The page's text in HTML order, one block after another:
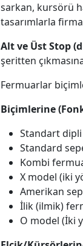
sarkan, kursörü
tasarımlarla
Alt ve Üst Stop
şeritten
Fermuarlar
Biçimlerine
Standart
Standard
Kombi
X model (iki
Amerikan
İlik (ilmik)
O model (İki